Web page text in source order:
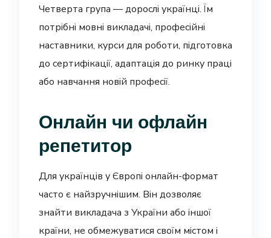
Четверта група — дорослі українці. Їм
потрібні мовні викладачі, професійні
наставники, курси для роботи, підготовка
до сертифікації, адаптація до ринку праці
або навчання новій професії.
Онлайн чи офлайн
репетитор
Для українців у Європі онлайн-формат
часто є найзручнішим. Він дозволяє
знайти викладача з України або іншої
країни, не обмежуватися своїм містом і